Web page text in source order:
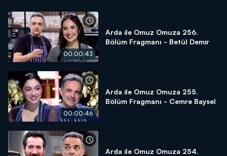
00:00:43
Arda ile Omuz Omuza 256.
Bölüm Fragmanı - Betül Demir
00:00:46
Arda ile Omuz Omuza 255.
Bölüm Fragmanı - Cemre Baysel
Arda ile Omuz Omuza 254.